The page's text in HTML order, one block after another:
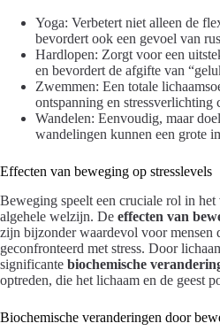
Yoga: Verbetert niet alleen de
bevordert ook een gevoel van
Hardlopen: Zorgt voor een
en bevordert de afgifte van
Zwemmen: Een totale
ontspanning en stressverlichting
Wandelen: Eenvoudig, maar
wandelingen kunnen een grote
Effecten van beweging op stresslevels
Beweging speelt een cruciale rol in het
algehele welzijn. De effecten van
zijn bijzonder waardevol voor mensen
geconfronteerd met stress. Door
significante biochemische
optreden, die het lichaam en de geest
Biochemische veranderingen door